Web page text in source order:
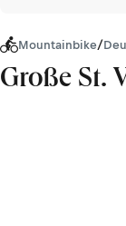
Mountainbike/
Große St.